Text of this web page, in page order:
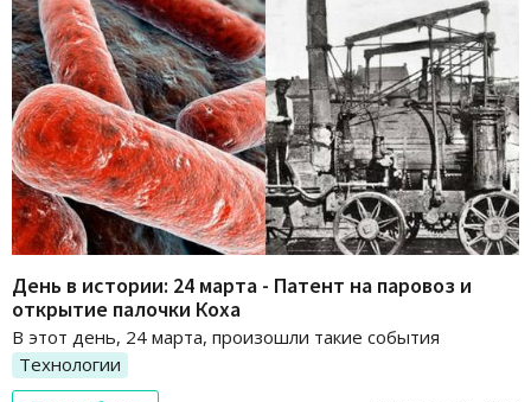
День в истории: 24 марта - Патент на паровоз и
открытие палочки Коха
В этот день, 24 марта, произошли такие события
Технологии